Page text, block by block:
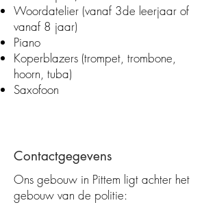
Woordatelier (vanaf 3de leerjaar of
vanaf 8 jaar)
Piano
Koperblazers (trompet, trombone,
hoorn, tuba)
Saxofoon
Contactgegevens
Ons gebouw in Pittem ligt achter het
gebouw van de politie: